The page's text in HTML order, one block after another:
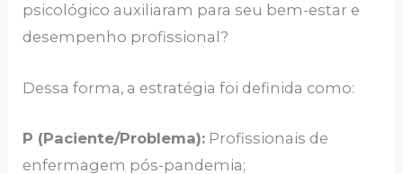
psicológico auxiliaram para seu bem-estar e
desempenho profissional?
Dessa forma, a estratégia foi definida como:
P (Paciente/Problema): Profissionais de
enfermagem pós-pandemia;